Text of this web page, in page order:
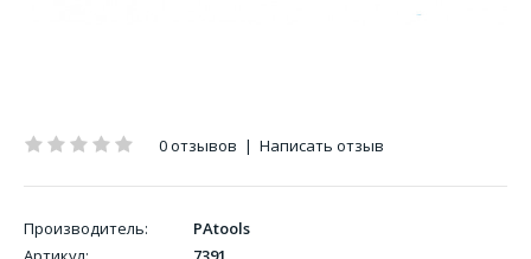
0 отзывов | Написать отзыв
Производитель:
PAtools